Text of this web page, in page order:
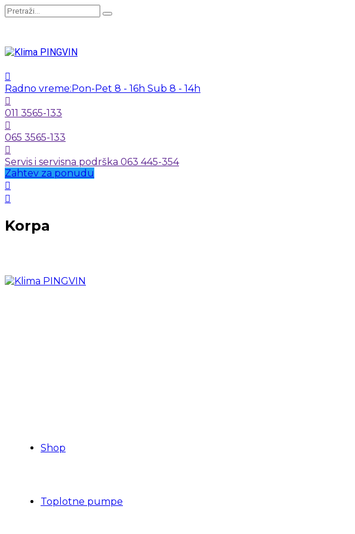
Radno vreme:Pon-Pet 8 - 16h Sub 8 - 14h
011 3565-133
065 3565-133
Servis i servisna podrška 063 445-354
Zahtev za ponudu
Korpa
Shop
Toplotne pumpe